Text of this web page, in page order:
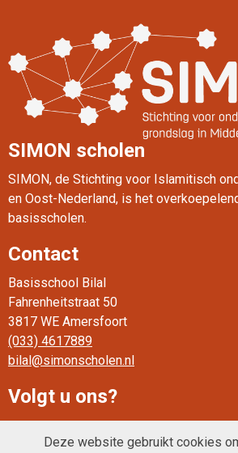
Lees verder
SIMON scholen
SIMON, de Stichting voor Islamitisch
en Oost-Nederland, is het
basisscholen.
Contact
Basisschool Bilal
Fahrenheitstraat 50
3817 WE Amersfoort
(033) 4617889
bilal@simonscholen.nl
Volgt u ons?
Deze website gebruikt cookies